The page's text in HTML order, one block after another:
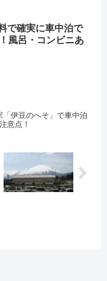
で確実に車中泊で
風呂・コンビニあ
「伊豆のへそ」で車中泊
意点！